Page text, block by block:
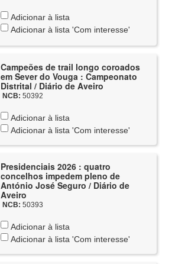
Adicionar à lista
Adicionar à lista 'Com interesse'
Campeões de trail longo coroados
em Sever do Vouga : Campeonato
Distrital / Diário de Aveiro
NCB: 50392
Adicionar à lista
Adicionar à lista 'Com interesse'
Presidenciais 2026 : quatro
concelhos impedem pleno de
António José Seguro / Diário de
Aveiro
NCB: 50393
Adicionar à lista
Adicionar à lista 'Com interesse'